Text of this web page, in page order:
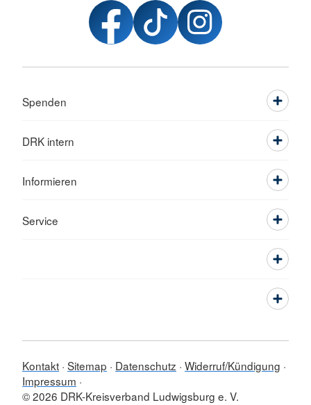
Spenden
DRK intern
Informieren
Service
Kontakt Sitemap Datenschutz Widerruf/Kündigung
Impressum
© 2026 DRK-Kreisverband Ludwigsburg e. V.